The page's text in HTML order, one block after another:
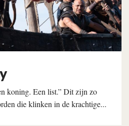
koning. Een list.” Dit zijn zo
die klinken in de krachtige...